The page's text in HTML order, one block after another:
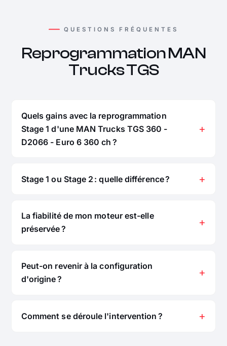
QUESTIONS FRÉQUENTES
Reprogrammation MAN
Trucks TGS
Quels gains avec la reprogrammation
Stage 1 d'une MAN Trucks TGS 360 -
D2066 - Euro 6 360 ch ?
Stage 1 ou Stage 2 : quelle différence ?
La fiabilité de mon moteur est-elle
préservée ?
Peut-on revenir à la configuration
d'origine ?
Comment se déroule l'intervention ?